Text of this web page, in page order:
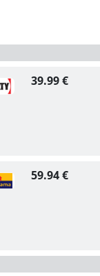
39.99 €
59.94 €